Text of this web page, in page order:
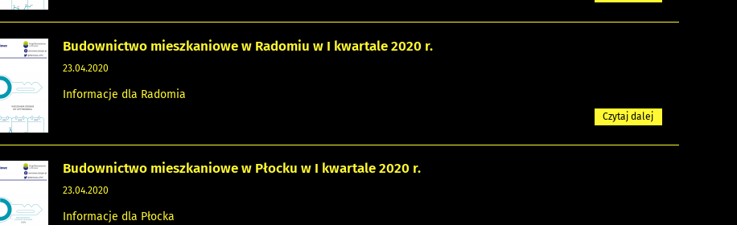
Budownictwo mieszkaniowe w Radomiu w I kwartale 2020 r.
23.04.2020
Informacje dla Radomia
Czytaj dalej
Budownictwo mieszkaniowe w Płocku w I kwartale 2020 r.
23.04.2020
Informacje dla Płocka